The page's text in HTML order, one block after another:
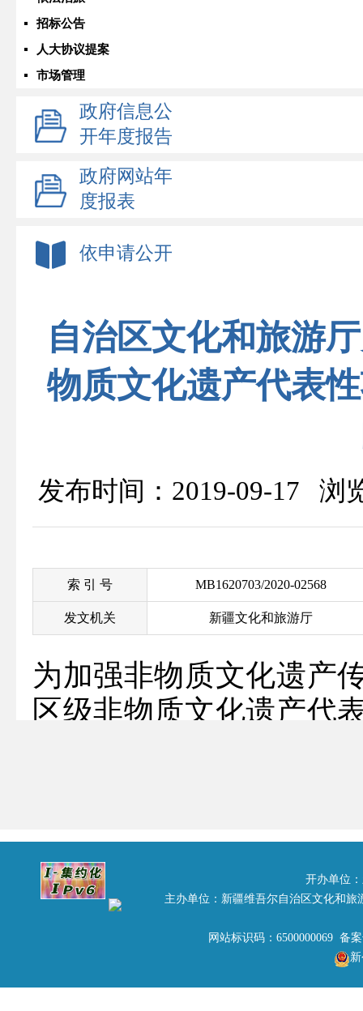
招标公告
人大协议提案
市场管理
政府信息公
开年度报告
政府网站年
度报表
依申请公开
自治区文化和旅游
物质文化遗产代表
发布时间：2019-09-17 浏
索 引 号 MB1620703/2020-02568
发文机关 新疆文化和旅游厅
为加强非物质文化遗产
区级非物质文化遗产代
报和评审工作。在各地
13个地（州、市）及自
评审，经审议，提出第
性项目代表性传承人推
认定过自治区级代表性
开办单位
主办单位：新疆维吾尔自治区文化和
网站标识码：6500000069 备